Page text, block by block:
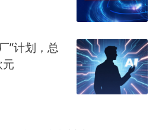
”计划，总